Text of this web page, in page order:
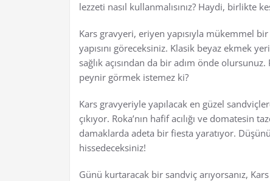
lezzeti nasıl kullanmalısınız? Haydi, birlikte
Kars gravyeri, eriyen yapısıyla mükemmel
yapısını göreceksiniz. Klasik beyaz ekmek
sağlık açısından da bir adım önde
peynir görmek istemez ki?
Kars gravyeriyle yapılacak en güzel
çıkıyor. Roka’nın hafif acılığı ve domatesin
damaklarda adeta bir fiesta yaratıyor.
hissedeceksiniz!
Günü kurtaracak bir sandviç arıyorsanız,